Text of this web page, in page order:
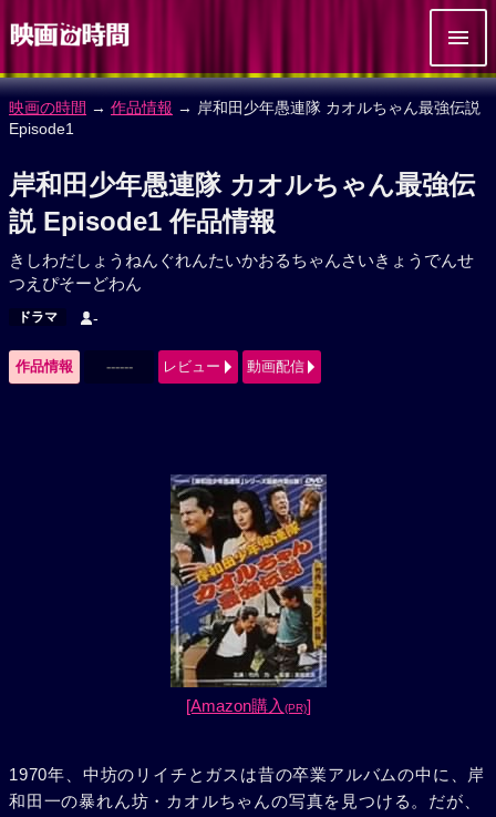
映画の時間 → 作品情報 → 岸和田少年愚連隊 カオルちゃん最強伝説
Episode1
岸和田少年愚連隊 カオルちゃん最強伝
説 Episode1 作品情報
きしわだしょうねんぐれんたいかおるちゃんさいきょうでんせ
つえぴそーどわん
ドラマ -
作品情報 ------ レビュー 動画配信
[Amazon購入 (PR)]
1970年、中坊のリイチとガスは昔の卒業アルバムの中に、岸
和田一の暴れん坊・カオルちゃんの写真を見つける。だが、